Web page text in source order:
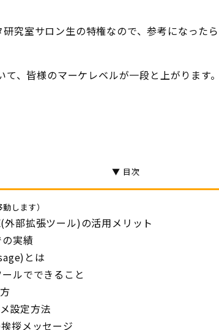
究室サロン生の特権なので、参考になった
、皆様のマーケレベルが一段と上がります。
▼ 目次
します）
部拡張ツール)の活用メリット
実績
とは
ルでできること
設定方法
拶メッセージ